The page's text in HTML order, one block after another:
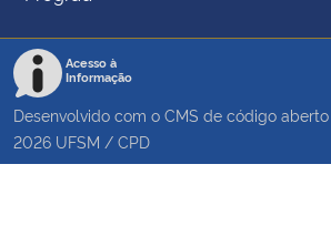
Acesso à
Informação
Desenvolvido com o CMS de código aberto
2026 UFSM / CPD